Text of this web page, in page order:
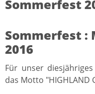
Sommerfest
Sommerfest :
2016
Für unser
das Motto "HIGHLAND